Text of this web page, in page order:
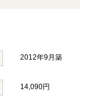
2012年9月築
14,090円